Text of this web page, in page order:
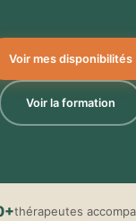
Voir mes disponibilités
Voir la formation
thérapeutes